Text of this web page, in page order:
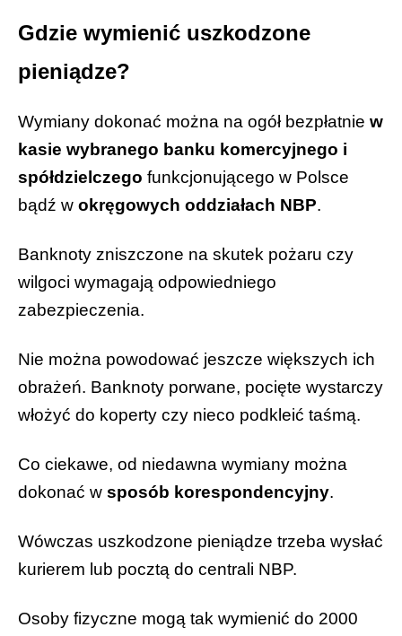
Gdzie wymienić uszkodzone
pieniądze?
Wymiany dokonać można na ogół bezpłatnie w
kasie wybranego banku komercyjnego i
spółdzielczego funkcjonującego w Polsce
bądź w okręgowych oddziałach NBP.
Banknoty zniszczone na skutek pożaru czy
wilgoci wymagają odpowiedniego
zabezpieczenia.
Nie można powodować jeszcze większych ich
obrażeń. Banknoty porwane, pocięte wystarczy
włożyć do koperty czy nieco podkleić taśmą.
Co ciekawe, od niedawna wymiany można
dokonać w sposób korespondencyjny.
Wówczas uszkodzone pieniądze trzeba wysłać
kurierem lub pocztą do centrali NBP.
Osoby fizyczne mogą tak wymienić do 2000